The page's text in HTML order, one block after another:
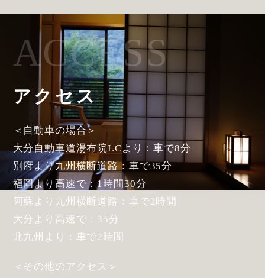
ACCESS
アクセス
＜自動車の場合＞
大分自動車道湯布院I.Cより：車で8分
別府より九州横断道路：車で35分
福岡より高速で：1時間30分
阿蘇より九州横断道路：車で2時間
大分より高速で：35分
北九州より：車で2時間
＜その他のアクセス＞